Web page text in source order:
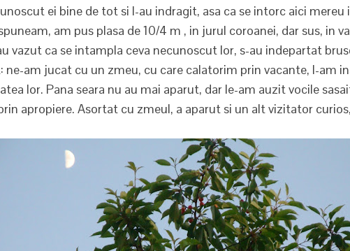
ei bine de tot si l-au indragit, asa ca se intorc aici mereu
am pus plasa de 10/4 m , in jurul coroanei, dar sus, in
vazut ca se intampla ceva necunoscut lor, s-au indepartat
ne-am jucat cu un zmeu, cu care calatorim prin vacante, l-am
lor. Pana seara nu au mai aparut, dar le-am auzit vocile
apropiere. Asortat cu zmeul, a aparut si un alt vizitator